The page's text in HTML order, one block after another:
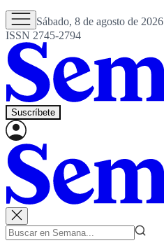
Sábado, 8 de agosto de 2026
ISSN 2745-2794
Suscríbete